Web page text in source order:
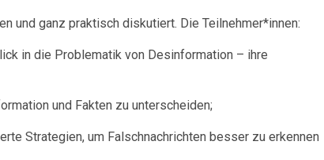
und ganz praktisch diskutiert. Die Teilnehmer*innen:
in die Problematik von Desinformation – ihre
und Fakten zu unterscheiden;
Strategien, um Falschnachrichten besser zu erkennen